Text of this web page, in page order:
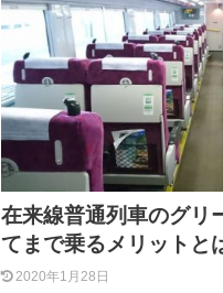
在来線普通列車のグリ
てまで乗るメリットと
2020年1月28日